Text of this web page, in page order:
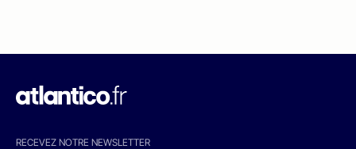
RECEVEZ NOTRE NEWSLETTER